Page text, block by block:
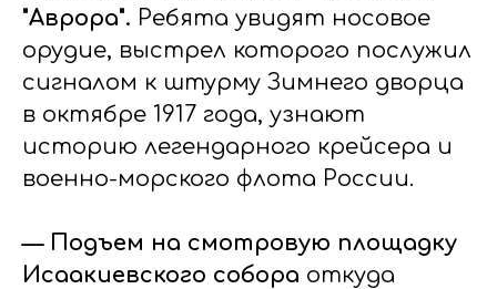
"Аврора". Ребята увидят носовое
орудие, выстрел которого послужил
сигналом к штурму Зимнего дворца
в октябре 1917 года, узнают
историю легендарного крейсера и
военно-морского флота России.
— Подъем на смотровую площадку
Исаакиевского собора откуда